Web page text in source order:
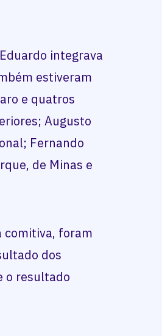
integrava
estiveram
e quatros
Augusto
Fernando
de Minas e
comitiva, foram
dos
o resultado